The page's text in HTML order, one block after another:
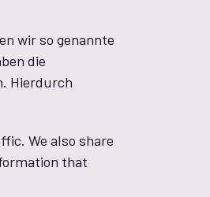
wir so genannte
die
Hierdurch
We also share
that